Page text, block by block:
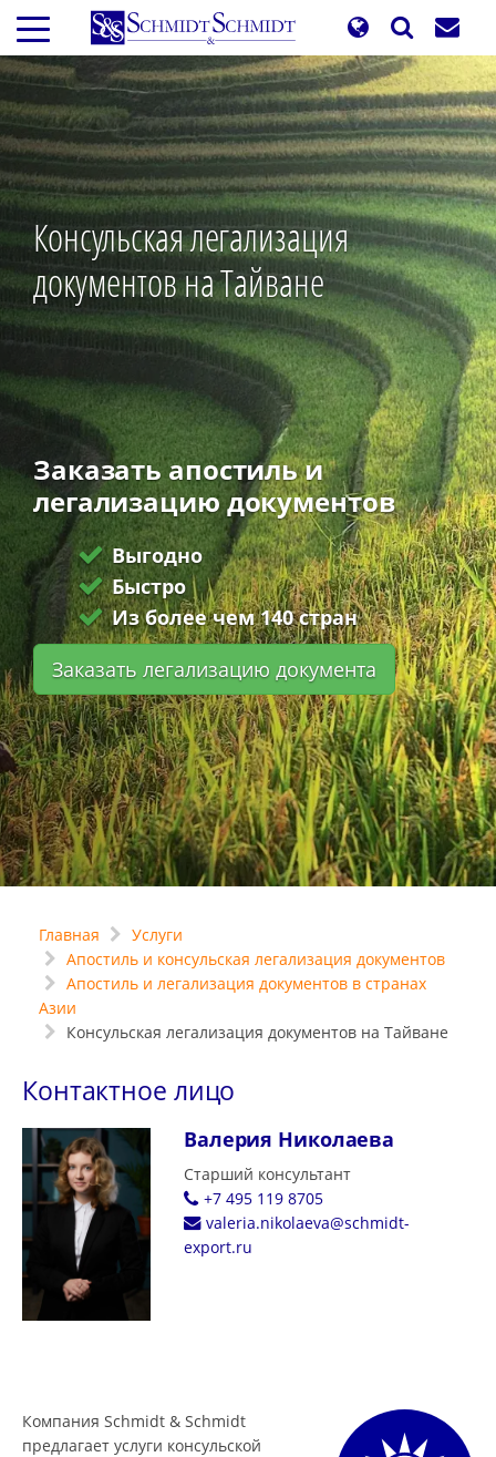
Перейти
основному
содержанию
Консульская легализация
документов на Тайване
Заказать апостиль и
легализацию документов
Выгодно
Быстро
Из более чем 140 стран
Заказать легализацию документа
Главная
Услуги
Апостиль и консульская легализация документов
Апостиль и легализация документов в странах
Азии
Консульская легализация документов на Тайване
Контактное лицо
Валерия Николаева
Старший консультант
+7 495 119 8705
valeria.nikolaeva@schmidt-
export.ru
Компания Schmidt & Schmidt
предлагает услуги консульской